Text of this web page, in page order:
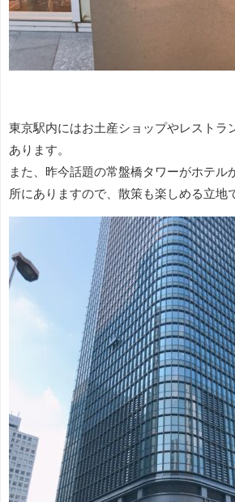
東京駅内にはお土産ショップやレストラ
あります。
また、昨今話題の常盤橋タワーがホテル
所にありますので、散策も楽しめる立地